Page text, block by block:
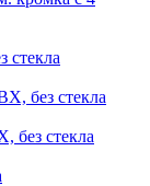
стекла
без стекла
без стекла